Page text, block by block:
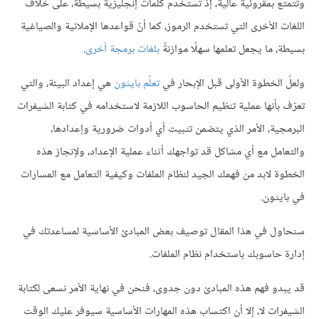
وتتمتع بمقروئية عالية، إذ تستخدم كلمات إنجليزية بسيطة، على خلاف
اللغات الأخرى التي تستخدم الرموز، كما أنّ قواعدها الإملائية والصياغية
بسيطة، ما يجعل تعلمها سهلًا موازنةًبلغات برمجة أخرى.
ولعلّ الخطوة الأولى قبل الإبحار فيتعلّم بايثونهي إعداد البيئة، والتي
تعرّف بأنها عملية تنظيم الحاسوب اللازمة لاستخدامه في كتابة الشيفرات
البرمجية، الأمر الذي يتضمن تثبيت أي أدوات ضرورية وإعدادها،
والتعامل مع أي مشاكل قد تواجهك أثناء عملية الإعداد، ولإنجاز هذه
الخطوة لابد من فهمك الجيد لنظام الملفات وكيفية التعامل مع المسارات
في بايثون.
سنحاول في هذا المقال توصيف بعض المبادئ الأساسية لمساعدتك في
إدارة حاسوبك باستخدام نظام الملفات.
قد يبدو فهم هذه المبادئ دون جدوى، فنحن في نهاية الأمر نسعى لكتابة
الشيفرات لا، إلا أن اكتساب هذه المهارات الأساسية سيوفر عليك الوقت